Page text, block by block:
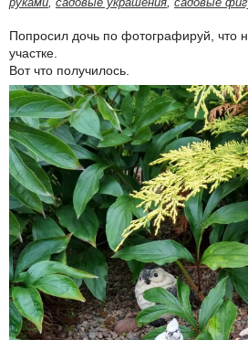
Попросил дочь по фотографируй, что
участке.
Вот что получилось.